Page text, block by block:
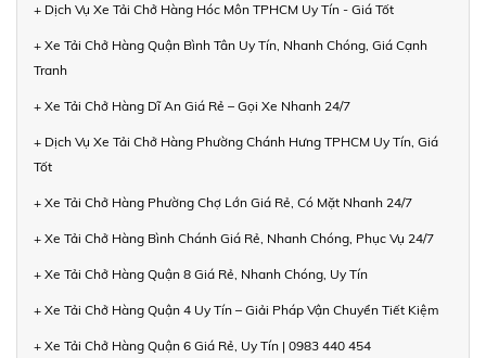
+ Dịch Vụ Xe Tải Chở Hàng Hóc Môn TPHCM Uy Tín - Giá Tốt
+ Xe Tải Chở Hàng Quận Bình Tân Uy Tín, Nhanh Chóng, Giá Cạnh
Tranh
+ Xe Tải Chở Hàng Dĩ An Giá Rẻ – Gọi Xe Nhanh 24/7
+ Dịch Vụ Xe Tải Chở Hàng Phường Chánh Hưng TPHCM Uy Tín, Giá
Tốt
+ Xe Tải Chở Hàng Phường Chợ Lớn Giá Rẻ, Có Mặt Nhanh 24/7
+ Xe Tải Chở Hàng Bình Chánh Giá Rẻ, Nhanh Chóng, Phục Vụ 24/7
+ Xe Tải Chở Hàng Quận 8 Giá Rẻ, Nhanh Chóng, Uy Tín
+ Xe Tải Chở Hàng Quận 4 Uy Tín – Giải Pháp Vận Chuyển Tiết Kiệm
+ Xe Tải Chở Hàng Quận 6 Giá Rẻ, Uy Tín | 0983 440 454